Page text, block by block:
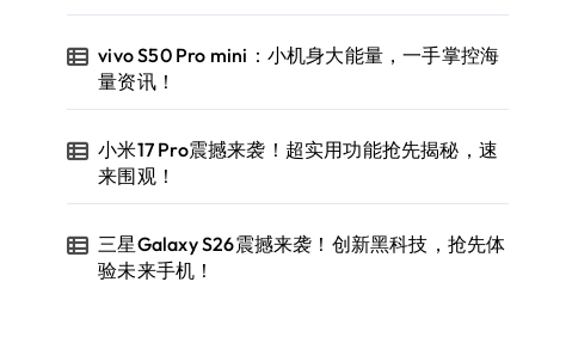
vivo S50 Pro mini：小机身大能量，一手掌控海
量资讯！
小米17 Pro震撼来袭！超实用功能抢先揭秘，速
来围观！
三星Galaxy S26震撼来袭！创新黑科技，抢先体
验未来手机！